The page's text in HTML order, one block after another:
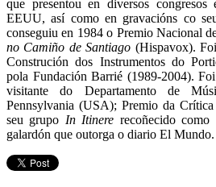
que presentou en diversos
EEUU, así como en gravacións co
conseguiu en 1984 o Premio Nacional
no Camiño de Santiago (Hispavox).
Construción dos Instrumentos do
pola Fundación Barrié (1989-2004).
visitante do Departamento de
Pennsylvania (USA); Premio da
seu grupo In Itinere recoñecido
galardón que outorga o diario El Mundo.